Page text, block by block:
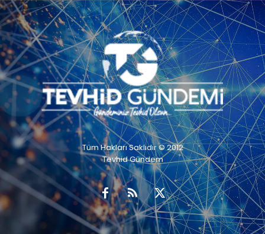
Tüm Hakları Saklıdır © 2012
Tevhid Gündem